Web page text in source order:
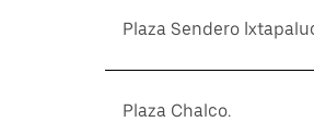
Plaza Sendero
Plaza Chalco.